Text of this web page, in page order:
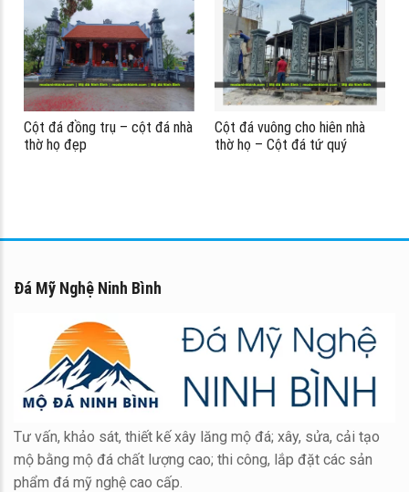
Cột đá đồng trụ – cột đá nhà
thờ họ đẹp
Cột đá vuông cho hiên nhà
thờ họ – Cột đá tứ quý
Đá Mỹ Nghệ Ninh Bình
Tư vấn, khảo sát, thiết kế xây lăng mộ đá; xây, sửa, cải tạo
mộ bằng mộ đá chất lượng cao; thi công, lắp đặt các sản
phẩm đá mỹ nghệ cao cấp.